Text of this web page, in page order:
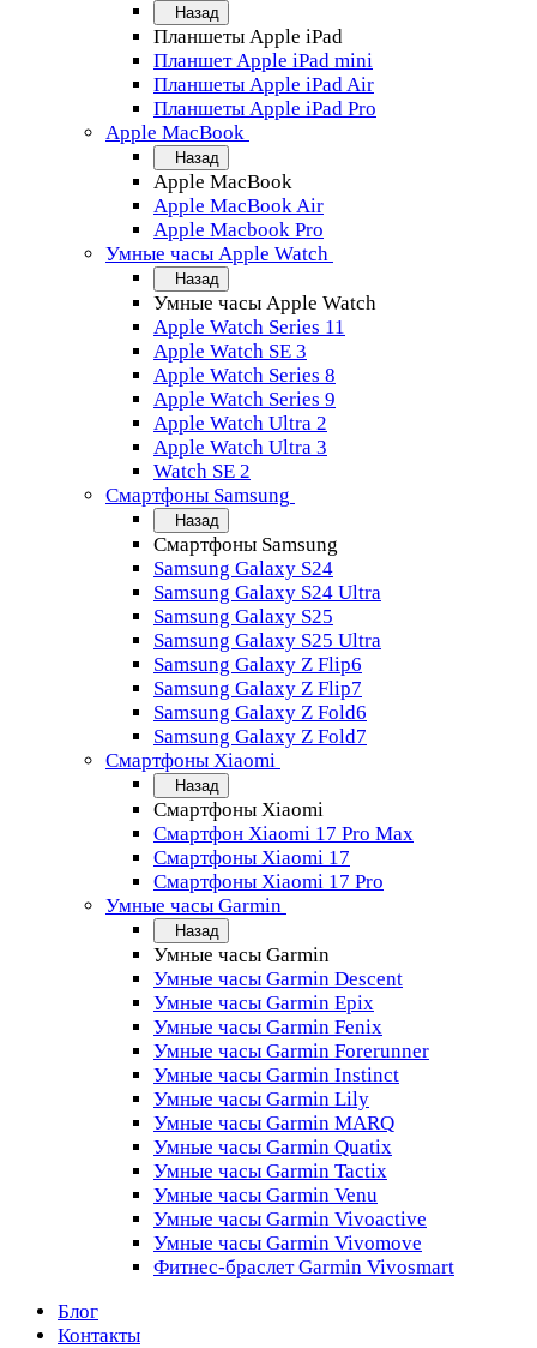
Назад
Планшеты Apple iPad
Планшет Apple iPad mini
Планшеты Apple iPad Air
Планшеты Apple iPad Pro
Apple MacBook
Назад
Apple MacBook
Apple MacBook Air
Apple Macbook Pro
Умные часы Apple Watch
Назад
Умные часы Apple Watch
Apple Watch Series 11
Apple Watch SE 3
Apple Watch Series 8
Apple Watch Series 9
Apple Watch Ultra 2
Apple Watch Ultra 3
Watch SE 2
Смартфоны Samsung
Назад
Смартфоны Samsung
Samsung Galaxy S24
Samsung Galaxy S24 Ultra
Samsung Galaxy S25
Samsung Galaxy S25 Ultra
Samsung Galaxy Z Flip6
Samsung Galaxy Z Flip7
Samsung Galaxy Z Fold6
Samsung Galaxy Z Fold7
Смартфоны Xiaomi
Назад
Смартфоны Xiaomi
Смартфон Xiaomi 17 Pro Max
Смартфоны Xiaomi 17
Смартфоны Xiaomi 17 Pro
Умные часы Garmin
Назад
Умные часы Garmin
Умные часы Garmin Descent
Умные часы Garmin Epix
Умные часы Garmin Fenix
Умные часы Garmin Forerunner
Умные часы Garmin Instinct
Умные часы Garmin Lily
Умные часы Garmin MARQ
Умные часы Garmin Quatix
Умные часы Garmin Tactix
Умные часы Garmin Venu
Умные часы Garmin Vivoactive
Умные часы Garmin Vivomove
Фитнес-браслет Garmin Vivosmart
Блог
Контакты